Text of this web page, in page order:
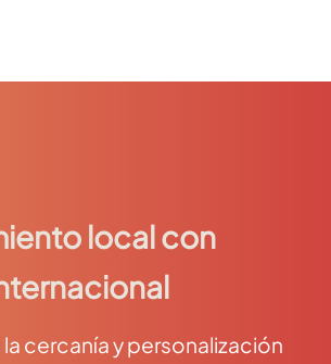
local con
cercanía y personalización